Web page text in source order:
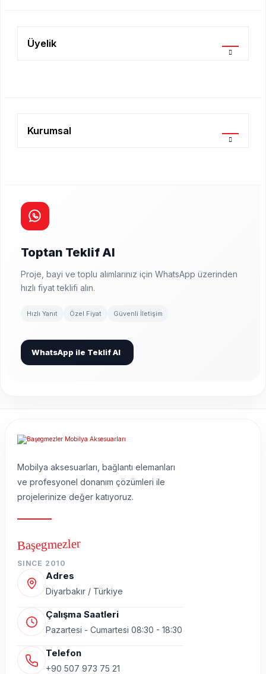
Üyelik
Kurumsal
Toptan Teklif Al
Proje, bayi ve toplu alımlarınız için WhatsApp üzerinden
hızlı fiyat teklifi alın.
Hızlı Yanıt Özel Fiyat Güvenli İletişim
WhatsApp ile Teklif Al
Mobilya aksesuarları, bağlantı elemanları
ve profesyonel donanım çözümleri ile
projelerinize değer katıyoruz.
Başegmezler
SINCE 2010
Adres
Diyarbakır / Türkiye
Çalışma Saatleri
Pazartesi - Cumartesi 08:30 - 18:30
Telefon
+90 507 973 75 21